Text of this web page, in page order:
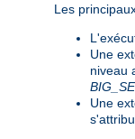
Les
Une
niveau
Une